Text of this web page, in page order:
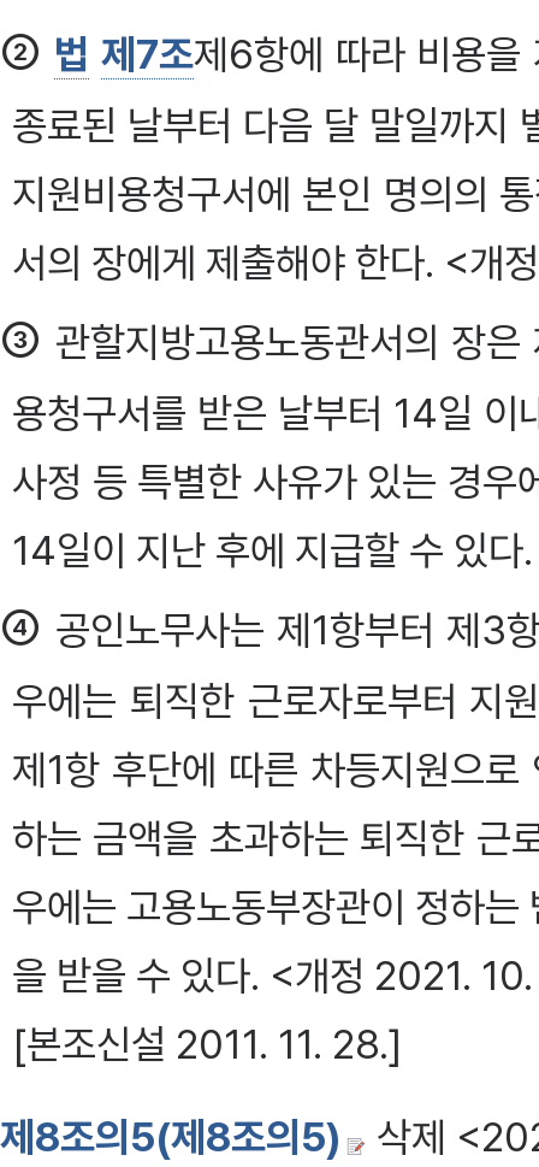
② 법 제7조제6항에 따라 비용을
종료된 날부터 다음 달 말일까지
지원비용청구서에 본인 명의의
서의 장에게 제출해야 한다. <
③ 관할지방고용노동관서의 장
용청구서를 받은 날부터 14일 이
사정 등 특별한 사유가 있는 경우
14일이 지난 후에 지급할 수 있
④ 공인노무사는 제1항부터 제3
우에는 퇴직한 근로자로부터 지
제1항 후단에 따른 차등지원으
하는 금액을 초과하는 퇴직한 근
우에는 고용노동부장관이 정하
을 받을 수 있다. <개정 2021.
[본조신설 2011. 11. 28.]
제8조의5(제8조의5)
삭제